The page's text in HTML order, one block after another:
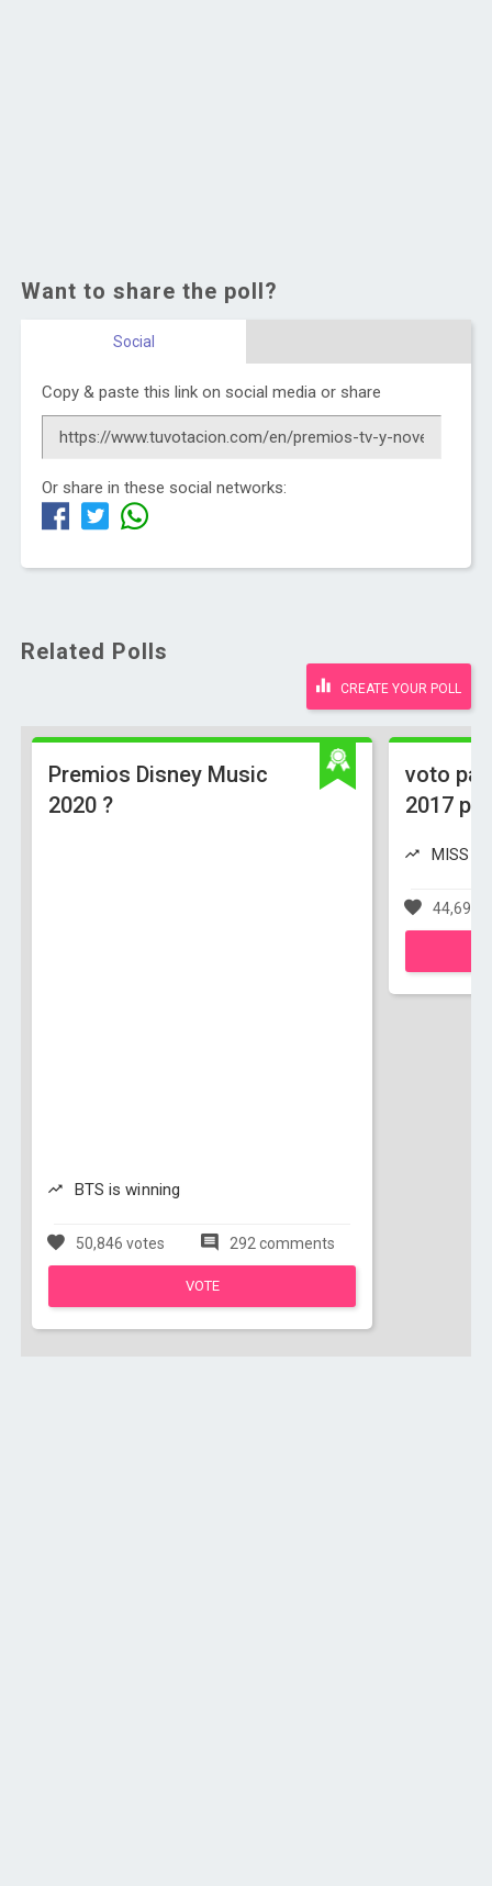
Want to share the poll?
Social
Copy & paste this link on social media or share
Or share in these social networks:
Related Polls
CREATE YOUR POLL
Premios Disney Music
2020 ?
BTS is winning
50,846 votes 292 comments
VOTE
voto
2017 por
MISS
44,698